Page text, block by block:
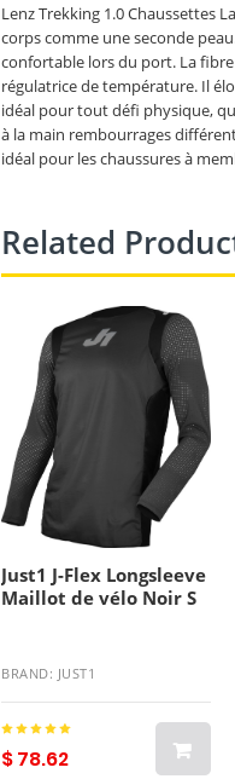
Lenz Trekking 1.0 Chaussettes
corps comme une seconde
confortable lors du port. La
régulatrice de température. Il
idéal pour tout défi physique,
à la main rembourrages
idéal pour les chaussures à
Related
Just1 J-Flex Longsleeve
Maillot de vélo Noir S
BRAND: JUST1
$ 78.62